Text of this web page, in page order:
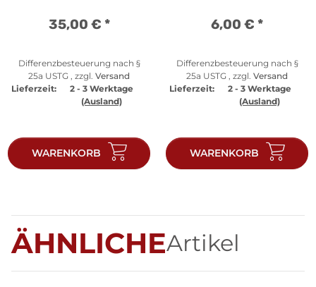
35,00 € *
Differenzbesteuerung nach §
25a USTG , zzgl. Versand
Lieferzeit:
2 - 3 Werktage
(Ausland)
WARENKORB
6,00 € *
Differenzbesteuerung nach §
25a USTG , zzgl. Versand
Lieferzeit:
2 - 3 Werktage
(Ausland)
WARENKORB
ÄHNLICHEArtikel